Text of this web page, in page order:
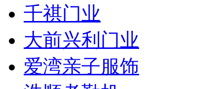
千祺门业
大前兴利门业
爱湾亲子服饰